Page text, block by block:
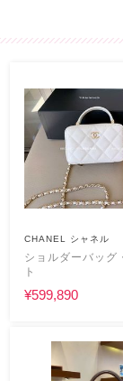
CHANEL シャネル
ショルダーバッグ
ト
¥599,890